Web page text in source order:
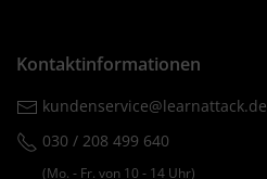
Kontaktinformationen
kundenservice@learnattack.de
030 / 208 499 640
(Mo. ‐ Fr. von 10 ‐ 14 Uhr)